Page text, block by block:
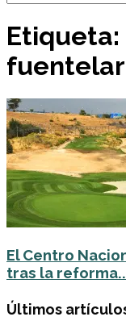
El Centro
tras la
Últimos